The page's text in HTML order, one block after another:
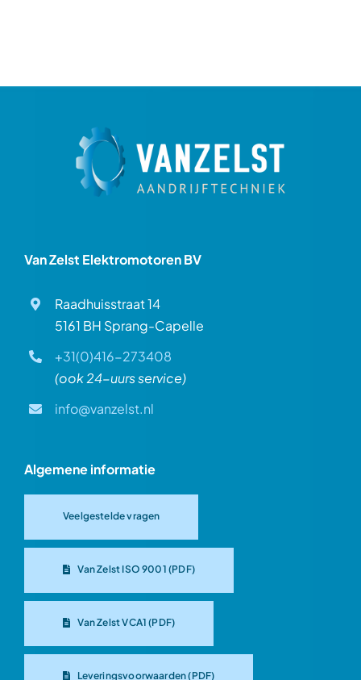
Van Zelst Elektromotoren BV
Raadhuisstraat 14
5161 BH Sprang-Capelle
+31(0)416-273408
(ook 24-uurs service)
info@vanzelst.nl
Algemene informatie
Veelgestelde vragen
Van Zelst ISO 9001 (PDF)
Van Zelst VCA1 (PDF)
Leveringsvoorwaarden (PDF)